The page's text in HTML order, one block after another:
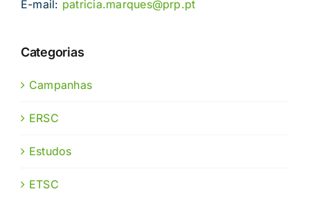
E-mail: patricia.marques@prp.pt
Categorias
Campanhas
ERSC
Estudos
ETSC